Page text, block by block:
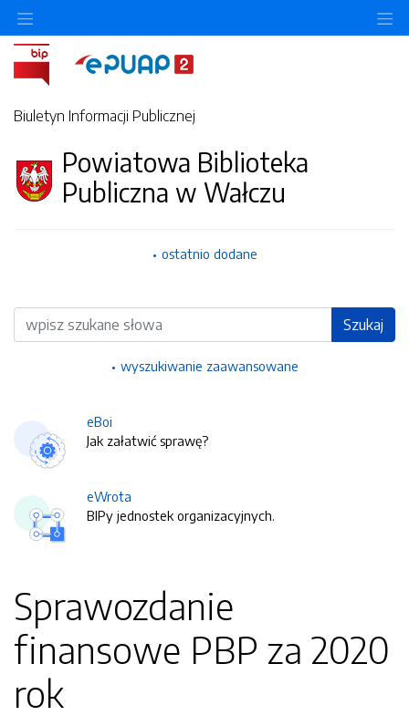
Biuletyn Informacji Publicznej
Powiatowa Biblioteka
Publiczna w Wałczu
ostatnio dodane
Wyszukiwarka Szukaj
wyszukiwanie zaawansowane
eBoi
Jak załatwić sprawę?
eWrota
BIPy jednostek organizacyjnych.
Sprawozdanie
finansowe PBP za 2020
rok